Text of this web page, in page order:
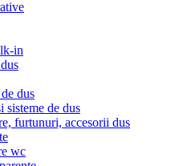
in
dus
sisteme de dus
furtunuri, accesorii dus
wc